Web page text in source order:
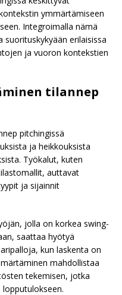
ymmärtämiseen
Integroimalla nämä
erilaisissa
ja vuoron kontekstien
tilannep
pitchingissä
ja heikkouksista
Työkalut, kuten
auttavat
ja sijainnit
jolla on korkea swing-
saattaa hyötyä
kun laskenta on
mahdollistaa
tekemisen, jotka